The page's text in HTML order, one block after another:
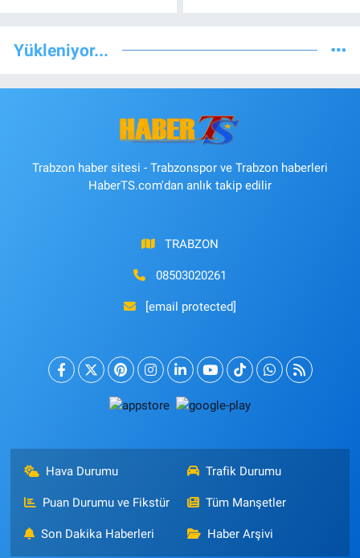
Yükleniyor...
Trabzon haber sitesi - Trabzonspor ve Trabzon haberleri
HaberTS.com'dan anlık takip edilir
TRABZON
08503020261
[email protected]
Hava Durumu Trafik Durumu
Puan Durumu ve Fikstür Tüm Manşetler
Son Dakika Haberleri Haber Arşivi